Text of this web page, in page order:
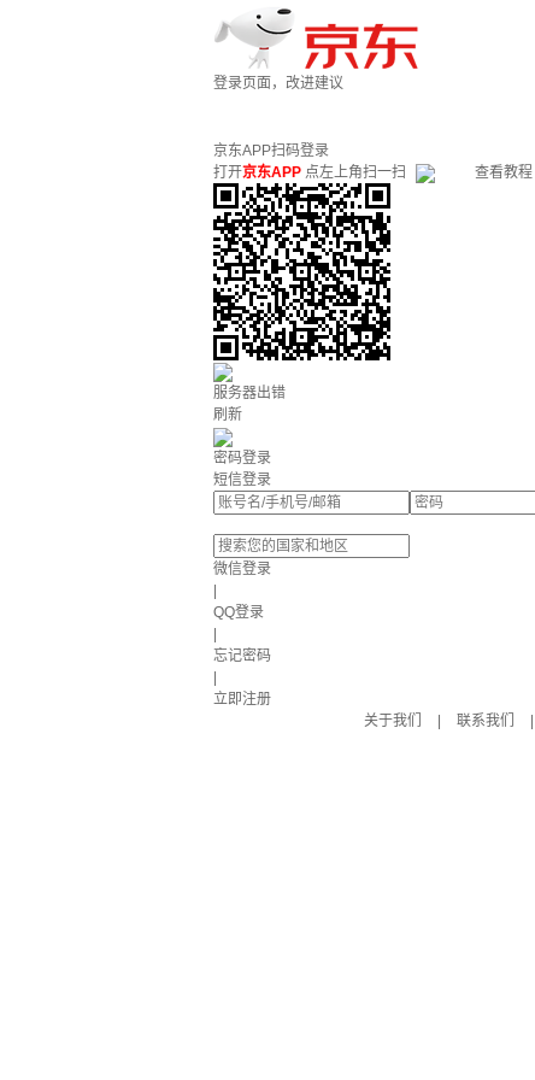
登录页面，改进建议
京东APP扫码登录
打开京东APP 点左上角扫一扫 查看教程
服务器出错
刷新
密码登录
短信登录
微信登录
QQ登录
忘记密码
立即注册
关于我们
联系我们